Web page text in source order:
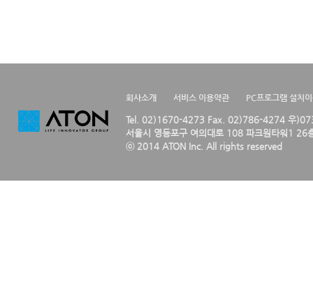
회사소개 서비스 이용약관 PC프로그램 설치
Tel. 02)1670-4273 Fax. 02)786-4274 우
서울시 영등포구 여의대로 108 파크원타워1 26
ⓒ 2014 ATON Inc. All rights reserved